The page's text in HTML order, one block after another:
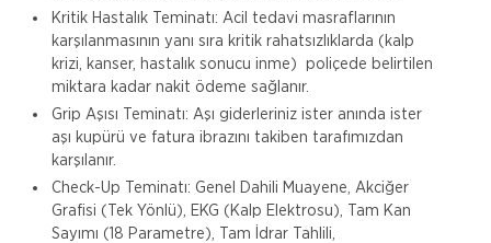
Kritik Hastalık Teminatı: Acil tedavi masraflarının
karşılanmasının yanı sıra kritik rahatsızlıklarda (kalp
krizi, kanser, hastalık sonucu inme) poliçede belirtilen
miktara kadar nakit ödeme sağlanır.
Grip Aşısı Teminatı: Aşı giderleriniz ister anında ister
aşı kupürü ve fatura ibrazını takiben tarafımızdan
karşılanır.
Check-Up Teminatı: Genel Dahili Muayene, Akciğer
Grafisi (Tek Yönlü), EKG (Kalp Elektrosu), Tam Kan
Sayımı (18 Parametre), Tam İdrar Tahlili,